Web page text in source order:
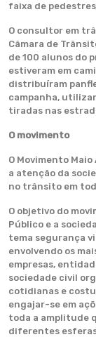
faixa de
O consultor em
Câmara de
de 100 alunos do
estiveram em
distribuíram
campanha,
tiradas nas
O movimento
O Movimento
a atenção da
no trânsito em
O objetivo do
Público e a
tema segurança
envolvendo os
empresas,
sociedade civil
cotidianas e
engajar-se em
toda a amplitude
diferentes